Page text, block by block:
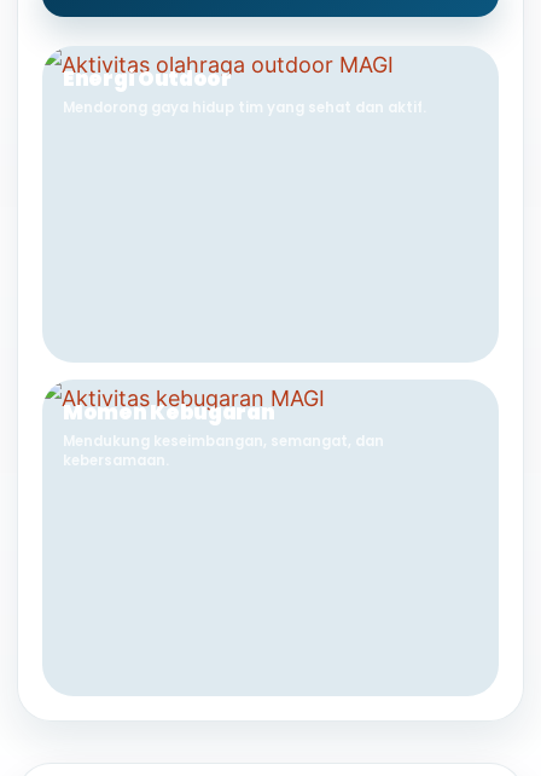
Energi Outdoor
Mendorong gaya hidup tim yang sehat dan aktif.
Momen Kebugaran
Mendukung keseimbangan, semangat, dan
kebersamaan.